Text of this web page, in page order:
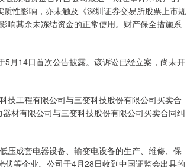
性影响，亦未触及《深圳证券交易所股票上市规
响其余未冻结资金的正常使用。财产保全措施系
月14日首次公告披露。该诉讼已经立案，尚未开
技工程有限公司与三变科技股份有限公司买卖合
材有限公司与三变科技股份有限公司买卖合同纠
压成套电器设备、输变电设备的生产、维修、保
等企业。公司于4月28日收到中国证监会出具的